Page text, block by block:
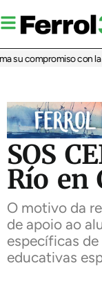
compromiso con la
SOS
Río en
O motivo da
de apoio ao
específicas
educativas